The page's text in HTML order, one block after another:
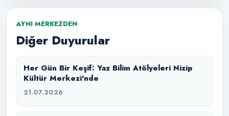
AYNI MERKEZDEN
Diğer Duyurular
Her Gün Bir Keşif: Yaz Bilim Atölyeleri Nizip
Kültür Merkezi'nde
21.07.2026